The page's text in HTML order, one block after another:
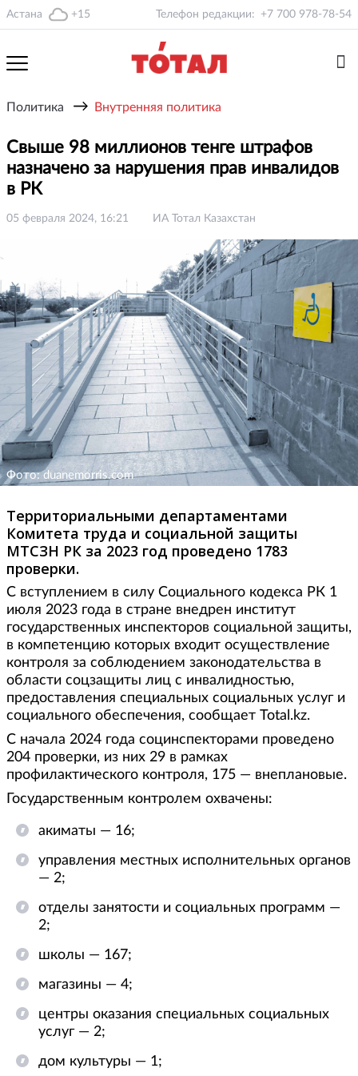
Астана +15 Телефон редакции: +7 700 978-78-54
Политика → Внутренняя политика
Свыше 98 миллионов тенге штрафов
назначено за нарушения прав инвалидов
в РК
05 февраля 2024, 16:21 ИА Тотал Казахстан
Фото: duanemorris.com
Территориальными департаментами
Комитета труда и социальной защиты
МТСЗН РК за 2023 год проведено 1783
проверки.
С вступлением в силу Социального кодекса РК 1
июля 2023 года в стране внедрен институт
государственных инспекторов социальной защиты,
в компетенцию которых входит осуществление
контроля за соблюдением законодательства в
области соцзащиты лиц с инвалидностью,
предоставления специальных социальных услуг и
социального обеспечения, сообщает Total.kz.
С начала 2024 года социнспекторами проведено
204 проверки, из них 29 в рамках
профилактического контроля, 175 — внеплановые.
Государственным контролем охвачены:
акиматы — 16;
управления местных исполнительных органов
— 2;
отделы занятости и социальных программ —
2;
школы — 167;
магазины — 4;
центры оказания специальных социальных
услуг — 2;
дом культуры — 1;